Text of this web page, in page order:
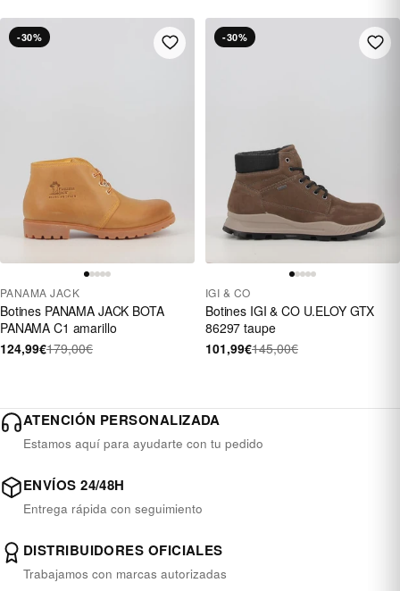
-30%
PANAMA JACK
Botines PANAMA JACK BOTA
PANAMA C1 amarillo
124,99€179,00€
-30%
IGI & CO
Botines IGI & CO U.ELOY GTX
86297 taupe
101,99€145,00€
ATENCIÓN PERSONALIZADA
Estamos aquí para ayudarte con tu pedido
ENVÍOS 24/48H
Entrega rápida con seguimiento
DISTRIBUIDORES OFICIALES
Trabajamos con marcas autorizadas